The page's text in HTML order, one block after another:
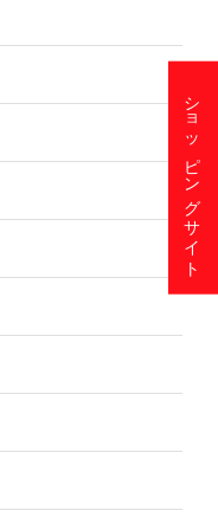
ショッピングサイト